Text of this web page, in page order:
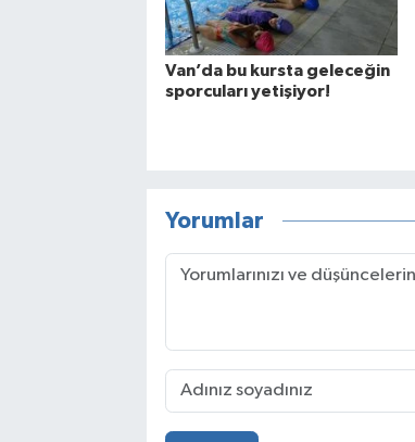
Van’da bu kursta geleceğin
sporcuları yetişiyor!
Yorumlar